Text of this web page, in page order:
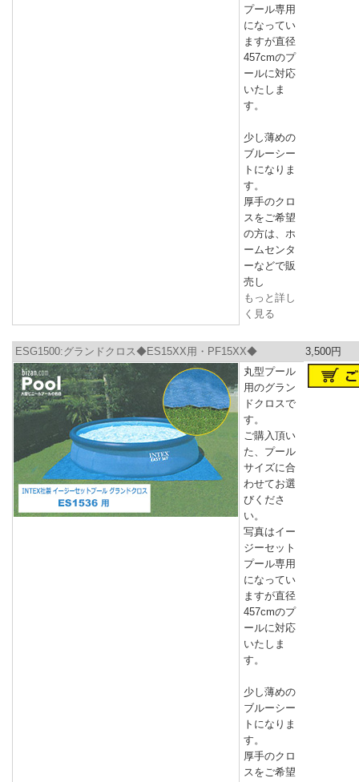
プール専用
になってい
ますが直径
457cmのプ
ールに対応
いたしま
す。
少し薄めの
ブルーシー
トになりま
す。
厚手のクロ
スをご希望
の方は、ホ
ームセンタ
ーなどで販
売し
もっと詳し
く見る
ESG1500:グランドクロス◆ES15XX用・PF15XX◆
3,500円
丸型プール
用のグラン
ドクロスで
す。
ご購入頂い
た、プール
サイズに合
わせてお選
びくださ
い。
写真はイー
ジーセット
プール専用
になってい
ますが直径
457cmのプ
ールに対応
いたしま
す。
少し薄めの
ブルーシー
トになりま
す。
厚手のクロ
スをご希望